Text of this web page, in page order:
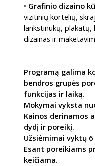
• Grafinio dizaino
vizitinių kortelių,
lankstinukų, plakatų,
dizainas ir
Programą galima
bendros grupės
funkcijas ir laiką.
Mokymai vyksta
Kainos derinamos
dydį ir poreikį.
Užsiėmimai vyktų
Esant poreikiams
keičiama.